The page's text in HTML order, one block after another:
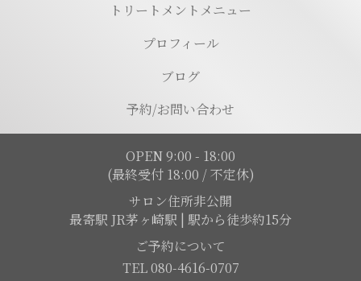
トリートメントメニュー
プロフィール
ブログ
予約/お問い合わせ
OPEN 9:00 - 18:00
(最終受付 18:00 / 不定休)
サロン住所非公開
最寄駅 JR茅ヶ崎駅 | 駅から徒歩約15分
ご予約について
TEL 080-4616-0707